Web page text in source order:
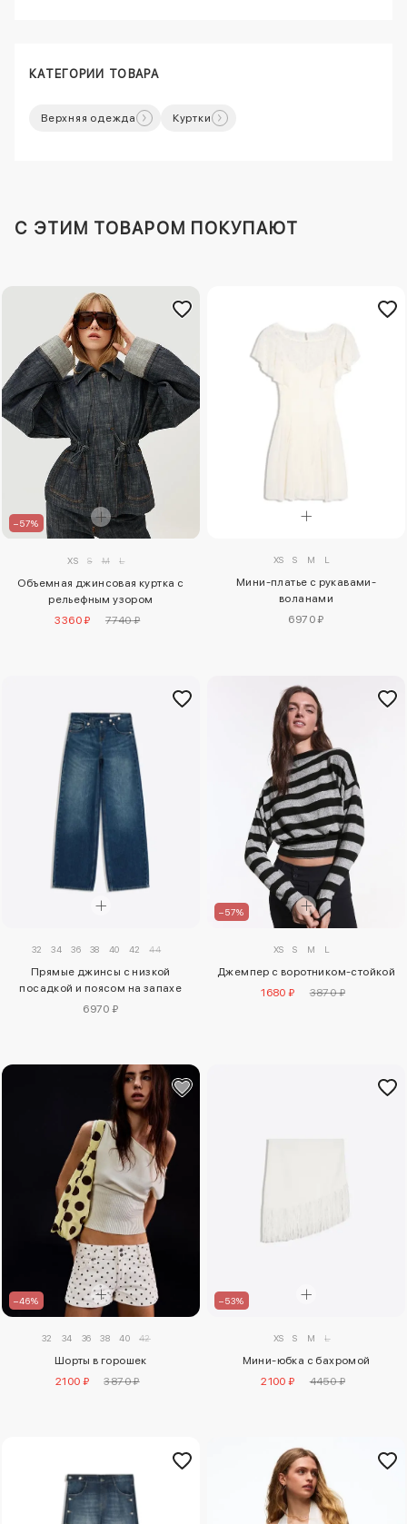
КАТЕГОРИИ ТОВАРА
Верхняя одежда Куртки
C ЭТИМ ТОВАРОМ ПОКУПАЮТ
–57%
XS S M L
Объемная джинсовая куртка с
рельефным узором
3360 ₽
7740 ₽
XS S M L
Мини-платье с рукавами-
воланами
6970 ₽
32 34 36 38 40 42 44
Прямые джинсы с низкой
посадкой и поясом на запахе
6970 ₽
–57%
XS S M L
Джемпер с воротником-стойкой
1680 ₽
3870 ₽
–46%
32 34 36 38 40 42
Шорты в горошек
2100 ₽
3870 ₽
–53%
XS S M L
Мини-юбка с бахромой
2100 ₽
4450 ₽